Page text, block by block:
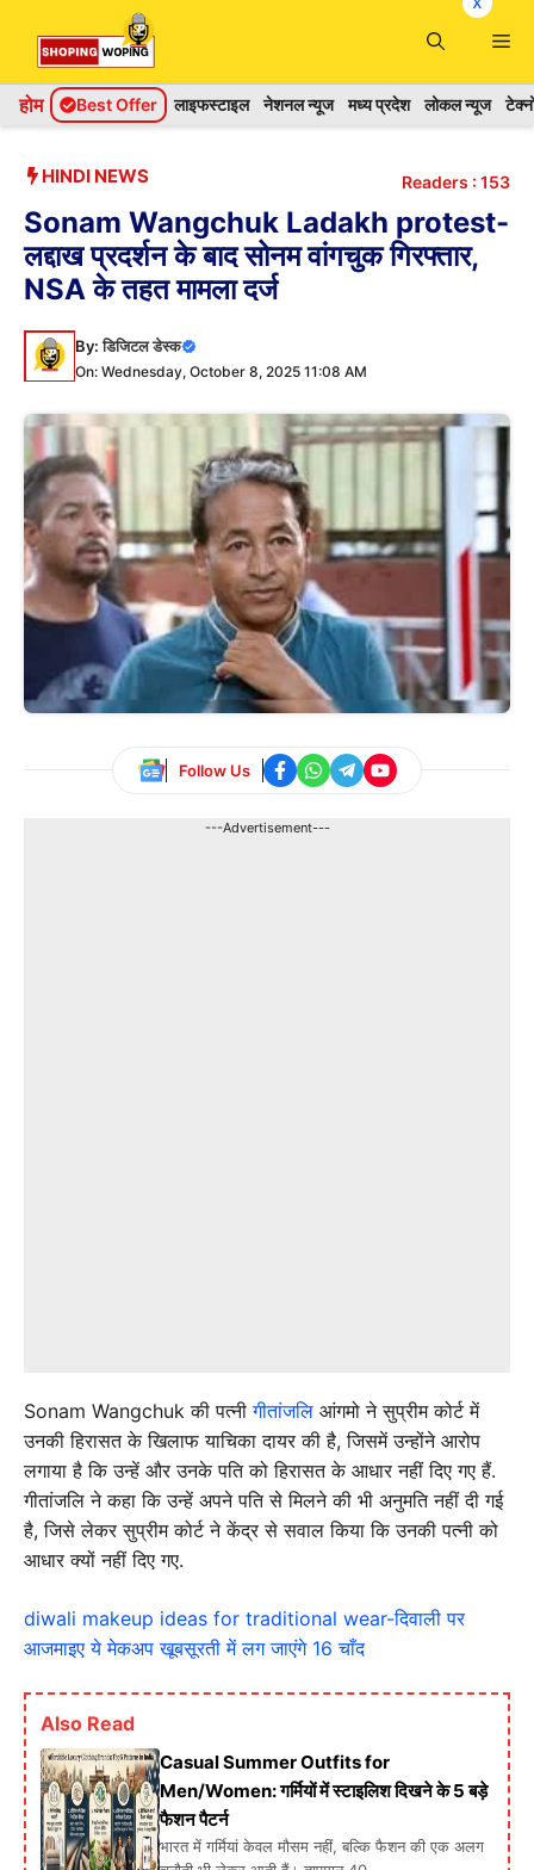
content
होम Best Offer लाइफस्टाइल नेशनल न्यूज मध्य प्रदेश लोकल न्यूज
HINDI NEWS Readers : 153
Sonam Wangchuk Ladakh protest-
लद्दाख प्रदर्शन के बाद सोनम वांगचुक गिरफ्तार,
NSA के तहत मामला दर्ज
By:डिजिटल डेस्क
On: Wednesday, October 8, 2025 11:08 AM
Follow Us
---Advertisement---
Sonam Wangchuk की पत्नीगीतांजलि आंगमो ने सुप्रीम कोर्ट में
उनकी हिरासत के खिलाफ याचिका दायर की है, जिसमें उन्होंने आरोप
लगाया है कि उन्हें और उनके पति को हिरासत के आधार नहीं दिए गए हैं.
गीतांजलि ने कहा कि उन्हें अपने पति से मिलने की भी अनुमति नहीं दी गई
है, जिसे लेकर सुप्रीम कोर्ट ने केंद्र से सवाल किया कि उनकी पत्नी को
आधार क्यों नहीं दिए गए.
diwali makeup ideas for traditional wear-दिवाली पर
आजमाइए ये मेकअप खूबसूरती में लग जाएंगे 16 चाँद
Also Read
Casual Summer Outfits for
Men/Women: गर्मियों में स्टाइलिश दिखने के 5 बड़े
फैशन पैटर्न
भारत में गर्मियां केवल मौसम नहीं, बल्कि फैशन की एक अलग